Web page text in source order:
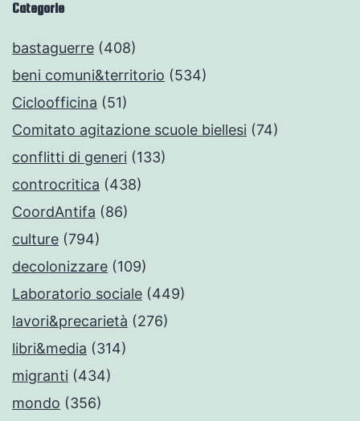
Categorie
bastaguerre (408)
beni comuni&territorio (534)
Cicloofficina (51)
Comitato agitazione scuole biellesi (74)
conflitti di generi (133)
controcritica (438)
CoordAntifa (86)
culture (794)
decolonizzare (109)
Laboratorio sociale (449)
lavori&precarietà (276)
libri&media (314)
migranti (434)
mondo (356)